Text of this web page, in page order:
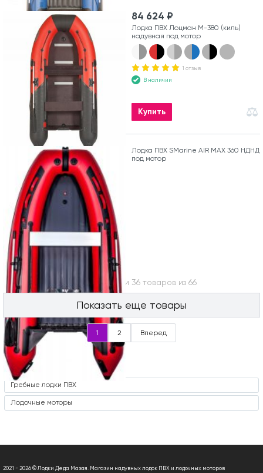
84 624 ₽
Лодка ПВХ Лоцман М-380 (киль)
надувная под мотор
1 отзыв
В наличии
Купить
Лодка ПВХ SMarine AIR MAX 360 НДНД
под мотор
Вы посмотрели 36 товаров из 66
Показать еще товары
1 2 Вперед
Часто ищут
Гребные лодки ПВХ
Лодочные моторы
2021 - 2026 © Лодки Деда Мазая. Магазин надувных лодок ПВХ и лодочных моторов